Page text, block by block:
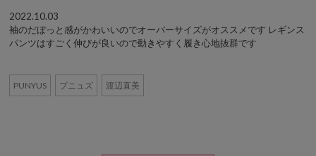
2022.10.03
袖のだぼっと感がかわいいのでオーバーサイズがオススメです レギンス
パンツはすごく伸びが良いので動きやすく履き心地抜群です
PUNYUS プニュズ 渡辺直美